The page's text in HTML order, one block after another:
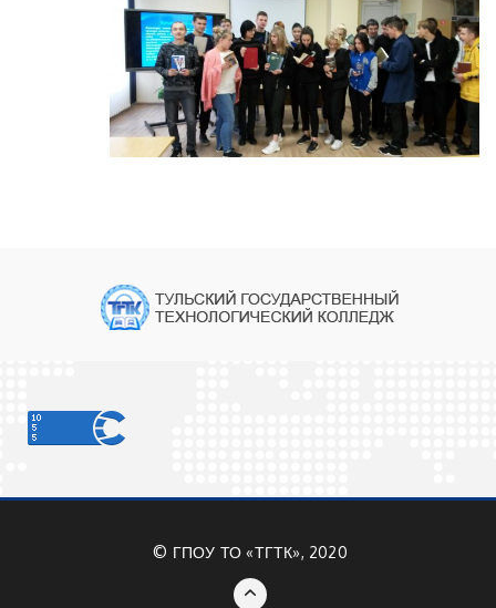
© ГПОУ ТО «ТГТК», 2020